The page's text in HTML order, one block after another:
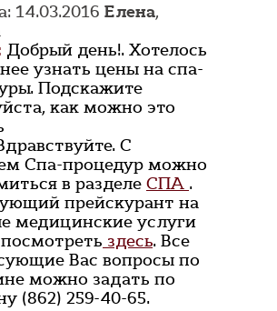
14.03.2016 Елена,
Добрый день!. Хотелось
узнать цены на спа-
Подскажите
как можно это
С
Спа-процедур можно
в разделе СПА .
прейскурант на
медицинские услуги
здесь. Все
Вас вопросы по
можно задать по
(862) 259-40-65.